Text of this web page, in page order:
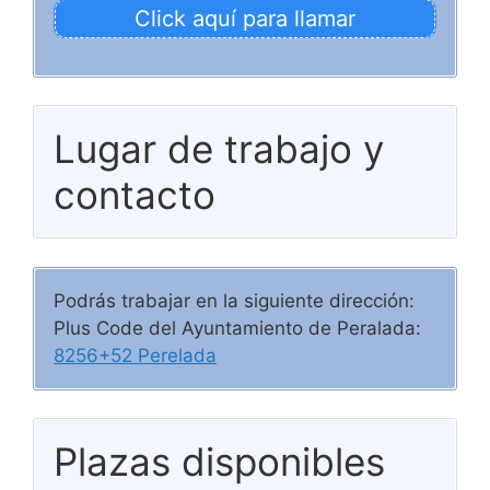
Click aquí para llamar
Lugar de trabajo y
contacto
Podrás trabajar en la siguiente dirección:
Plus Code del Ayuntamiento de Peralada:
8256+52 Perelada
Plazas disponibles